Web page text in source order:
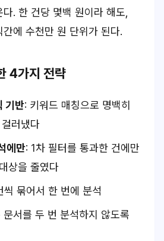
. 한 건당 몇백 원이라 해도,
에 수천만 원 단위가 된다.
4가지 전략
기반: 키워드 매칭으로 명백히
러냈다
에만: 1차 필터를 통과한 건에만
상을 줄였다
씩 묶어서 한 번에 분석
문서를 두 번 분석하지 않도록